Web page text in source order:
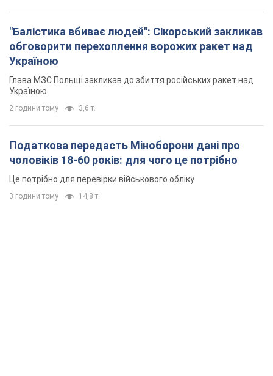
"Балістика вбиває людей": Сікорський закликав
обговорити перехоплення ворожих ракет над
Україною
Глава МЗС Польщі закликав до збиття російських ракет над
Україною
2 години тому 3,6 т.
Податкова передасть Міноборони дані про
чоловіків 18-60 років: для чого це потрібно
Це потрібно для перевірки військового обліку
3 години тому 14,8 т.